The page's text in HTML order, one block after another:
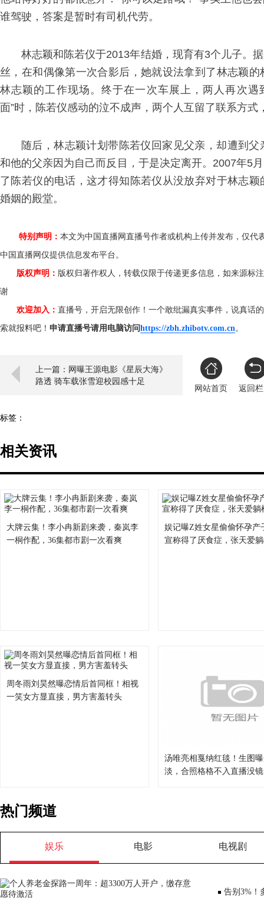
谁驾驶，答案是暂时有司机代劳。
林志颖和陈若仪于2013年结婚，现育有3个儿子。
丝，在和偶像第一次合影后，她就设法拿到了林志颖
林志颖的工作现场。终于在一次车展上，两人再次
面”时，陈若仪感动的泣不成声，两个人互留了联系方式
随后，林志颖计划带陈若仪回家见父亲，却遭到
和他的父亲因为自己而反目，于是决定离开。2007年5
了陈若仪的电话，这才得知陈若仪从没放弃对于林志
婚姻的殿堂。
特别声明： 本文为中国直播网直播号作者或机构上传并发布，仅
中国直播网仅提供信息发布平台。
版权声明： 版权归著作权人，转载仅限于传递更多信息，如来源标
谢
欢迎加入： 直播号，开启无限创作！一个敢纰漏真实事件，说真话
索就报料吧！ 申请直播号请用电脑访问https://zbh.zhibotv.com.cn。
上一篇：网曝王源电影《星辰大海》
路透 骑车载张雪迎校园感十足
网站首页
返回
标签：
相关资讯
大牌云集！李小冉新剧来袭，秦岚李
一桐作配，36集都市剧一次看爽
娱记曝Z姓女星偷偷怀孕产
宣称得了厌食症，张天爱
周冬雨刘昊然曝恋情后首同框！相视
一笑女方显直接，男方害羞转头
汤唯亮相戛纳红毯！生图
淡，合照格格不入直播没
热门频道
娱乐 电影 电视剧
告别3%！